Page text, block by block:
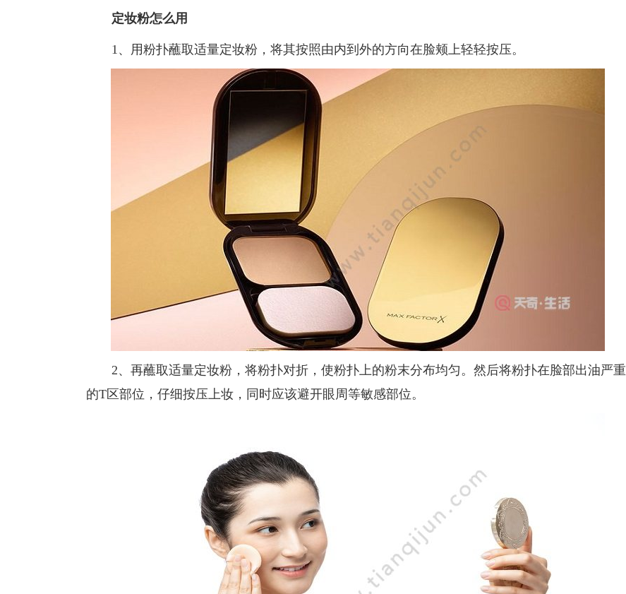
定妆粉怎么用
1、用粉扑蘸取适量定妆粉，将其按照由内到外的方向在脸颊上轻轻按压。
2、再蘸取适量定妆粉，将粉扑对折，使粉扑上的粉末分布均匀。然后将粉扑在脸部出油严重
的T区部位，仔细按压上妆，同时应该避开眼周等敏感部位。